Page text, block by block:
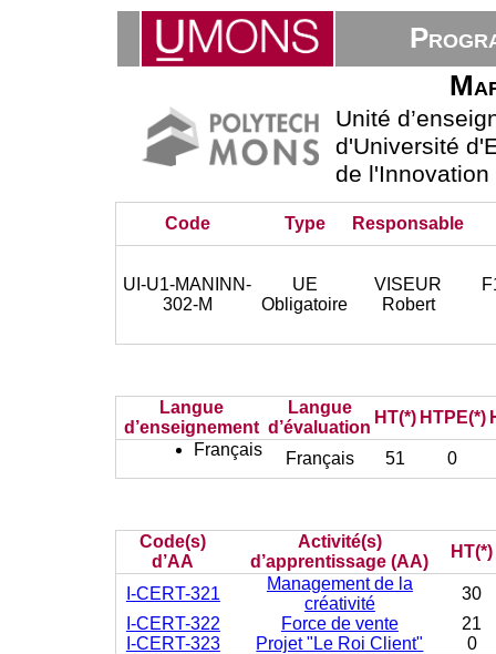
Unité
d'Université
de
Code Type Responsable
UI-U1-MANINN-
302-M
UE
Obligatoire
VISEUR
Robert
Langue
d’enseignement
Langue
d’évaluation
HT(*) HTPE(*)
Français
Français 51 0
Code(s)
d’AA
Activité(s)
d’apprentissage (AA)
HT(*)
I-CERT-321
Management de la
créativité
30
I-CERT-322
Force de vente
21
I-CERT-323
Projet "Le Roi Client" 0